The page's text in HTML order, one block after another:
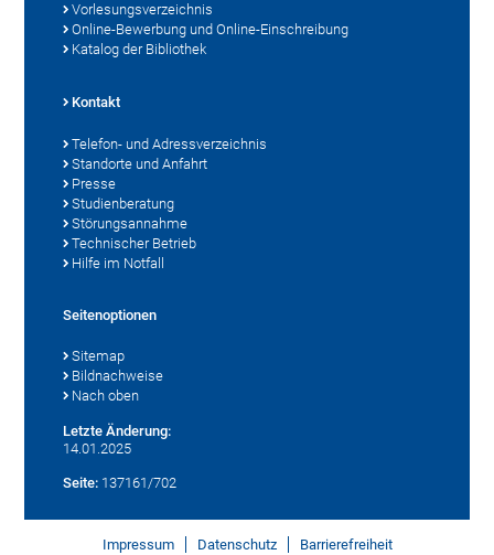
Vorlesungsverzeichnis
Online-Bewerbung und Online-Einschreibung
Katalog der Bibliothek
Kontakt
Telefon- und Adressverzeichnis
Standorte und Anfahrt
Presse
Studienberatung
Störungsannahme
Technischer Betrieb
Hilfe im Notfall
Seitenoptionen
Sitemap
Bildnachweise
Nach oben
Letzte Änderung:
14.01.2025
Seite: 137161/702
Impressum Datenschutz Barrierefreiheit